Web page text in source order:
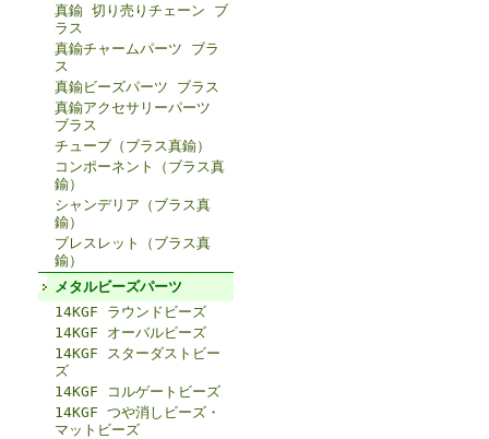
真鍮 切り売りチェーン ブ
ラス
真鍮チャームパーツ ブラ
ス
真鍮ビーズパーツ ブラス
真鍮アクセサリーパーツ
ブラス
チューブ（ブラス真鍮）
コンポーネント（ブラス真
鍮）
シャンデリア（ブラス真
鍮）
ブレスレット（ブラス真
鍮）
メタルビーズパーツ
14KGF ラウンドビーズ
14KGF オーバルビーズ
14KGF スターダストビー
ズ
14KGF コルゲートビーズ
14KGF つや消しビーズ・
マットビーズ